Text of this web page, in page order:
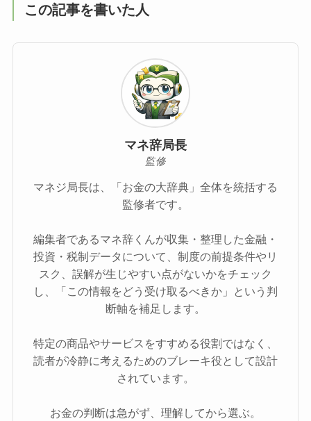
この記事を書いた人
マネ辞局長
監修
マネジ局長は、「お金の大辞典」全体を統括する
監修者です。
編集者であるマネ辞くんが収集・整理した金融・
投資・税制データについて、制度の前提条件やリ
スク、誤解が生じやすい点がないかをチェック
し、「この情報をどう受け取るべきか」という判
断軸を補足します。
特定の商品やサービスをすすめる役割ではなく、
読者が冷静に考えるためのブレーキ役として設計
されています。
お金の判断は急がず、理解してから選ぶ。